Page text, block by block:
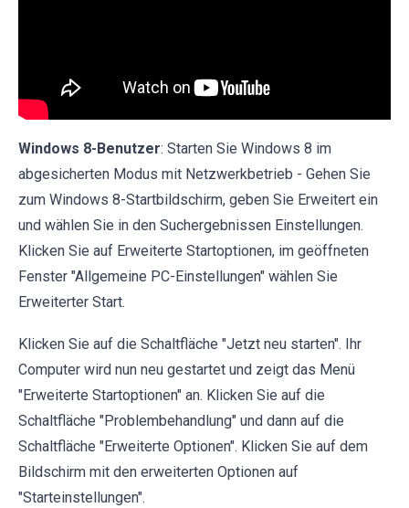
Windows 8-Benutzer: Starten Sie Windows 8 im
abgesicherten Modus mit Netzwerkbetrieb - Gehen Sie
zum Windows 8-Startbildschirm, geben Sie Erweitert ein
und wählen Sie in den Suchergebnissen Einstellungen.
Klicken Sie auf Erweiterte Startoptionen, im geöffneten
Fenster "Allgemeine PC-Einstellungen" wählen Sie
Erweiterter Start.
Klicken Sie auf die Schaltfläche "Jetzt neu starten". Ihr
Computer wird nun neu gestartet und zeigt das Menü
"Erweiterte Startoptionen" an. Klicken Sie auf die
Schaltfläche "Problembehandlung" und dann auf die
Schaltfläche "Erweiterte Optionen". Klicken Sie auf dem
Bildschirm mit den erweiterten Optionen auf
"Starteinstellungen".